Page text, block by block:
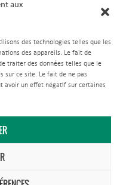
aux
des technologies telles que les
des appareils. Le fait de
traiter des données telles que le
sur ce site. Le fait de ne pas
avoir un effet négatif sur certaines